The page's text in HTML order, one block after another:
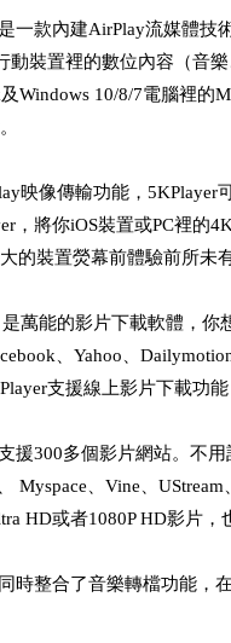
一款內建AirPlay流媒體技
動裝置裡的數位內容（音
Windows 10/8/7電腦裡的
映像傳輸功能，5KPlayer
，將你iOS裝置或PC裡的
的裝置熒幕前體驗前所未
是萬能的影片下載軟體，你
、Yahoo、
支援線上影片下載功
援300多個影片網站。不用
Myspace、Vine、
HD或者1080P HD影片，
時整合了音樂轉檔功能，